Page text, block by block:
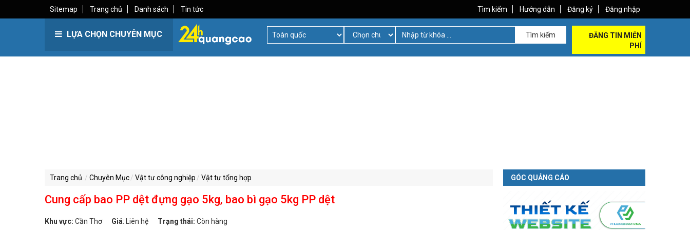
Sitemap Trang chủ Danh sách Tin tức Tìm kiếm Hướng dẫn Đăng ký Đăng nhập
LỰA CHỌN CHUYÊN MỤC Tìm kiếm
ĐĂNG TIN MIỄN
PHÍ
Trang chủ Chuyên Mục Vật tư công nghiệp Vật tư tổng hợp
Cung cấp bao PP dệt đựng gạo 5kg, bao bì gạo 5kg PP dệt
Khu vực: Cần Thơ Giá: Liên hệ Trạng thái: Còn hàng
GÓC QUẢNG CÁO